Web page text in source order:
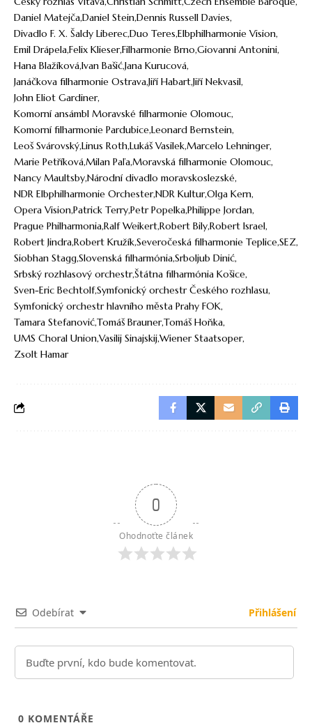
Daniel MatejčaDaniel SteinDennis Russell Davies
Divadlo F. X. Šaldy LiberecDuo Teres Elbphilharmonie Vision
Emil DrápelaFelix KlieserFilharmonie Brno Giovanni Antonini
Hana BlažíkováIvan BašićJana Kurucová
Janáčkova filharmonie OstravaJiří HabartJiří Nekvasil
John Eliot Gardiner
Komorní ansámbl Moravské filharmonie Olomouc
Komorní filharmonie PardubiceLeonard Bernstein
Leoš SvárovskýLinus RothLukáš Vasilek Marcelo Lehninger
Marie PetříkováMilan PaľaMoravská filharmonie Olomouc
Nancy MaultsbyNárodní divadlo moravskoslezské
NDR Elbphilharmonie OrchesterNDR KulturOlga Kern
Opera VisionPatrick TerryPetr PopelkaPhilippe Jordan
Prague PhilharmoniaRalf WeikertRobert BilyRobert Israel
Robert JindraRobert Kružík Severočeská filharmonie TepliceSEZ
Siobhan StaggSlovenská filharmóniaSrboljub Dinić
Srbský rozhlasový orchestrŠtátna filharmónia Košice
Sven-Eric BechtolfSymfonický orchestr Českého rozhlasu
Symfonický orchestr hlavního města Prahy FOK
Tamara StefanovićTomáš BraunerTomáš Hoňka
UMS Choral UnionVasilij SinajskijWiener Staatsoper
Zsolt Hamar
0
Ohodnoťte článek
Odebírat Přihlášení
0 KOMENTÁŘE